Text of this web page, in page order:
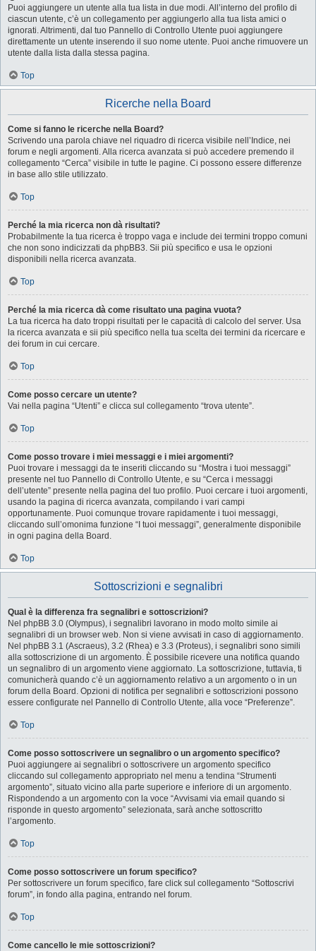
Puoi aggiungere un utente alla tua lista in due modi. All’interno del profilo di
ciascun utente, c’è un collegamento per aggiungerlo alla tua lista amici o
ignorati. Altrimenti, dal tuo Pannello di Controllo Utente puoi aggiungere
direttamente un utente inserendo il suo nome utente. Puoi anche rimuovere un
utente dalla lista dalla stessa pagina.
Top
Ricerche nella Board
Come si fanno le ricerche nella Board?
Scrivendo una parola chiave nel riquadro di ricerca visibile nell’Indice, nei
forum e negli argomenti. Alla ricerca avanzata si può accedere premendo il
collegamento “Cerca” visibile in tutte le pagine. Ci possono essere differenze
in base allo stile utilizzato.
Top
Perché la mia ricerca non dà risultati?
Probabilmente la tua ricerca è troppo vaga e include dei termini troppo comuni
che non sono indicizzati da phpBB3. Sii più specifico e usa le opzioni
disponibili nella ricerca avanzata.
Top
Perché la mia ricerca dà come risultato una pagina vuota?
La tua ricerca ha dato troppi risultati per le capacità di calcolo del server. Usa
la ricerca avanzata e sii più specifico nella tua scelta dei termini da ricercare e
dei forum in cui cercare.
Top
Come posso cercare un utente?
Vai nella pagina “Utenti” e clicca sul collegamento “trova utente”.
Top
Come posso trovare i miei messaggi e i miei argomenti?
Puoi trovare i messaggi da te inseriti cliccando su “Mostra i tuoi messaggi”
presente nel tuo Pannello di Controllo Utente, e su “Cerca i messaggi
dell’utente” presente nella pagina del tuo profilo. Puoi cercare i tuoi argomenti,
usando la pagina di ricerca avanzata, compilando i vari campi
opportunamente. Puoi comunque trovare rapidamente i tuoi messaggi,
cliccando sull’omonima funzione “I tuoi messaggi”, generalmente disponibile
in ogni pagina della Board.
Top
Sottoscrizioni e segnalibri
Qual è la differenza fra segnalibri e sottoscrizioni?
Nel phpBB 3.0 (Olympus), i segnalibri lavorano in modo molto simile ai
segnalibri di un browser web. Non si viene avvisati in caso di aggiornamento.
Nel phpBB 3.1 (Ascraeus), 3.2 (Rhea) e 3.3 (Proteus), i segnalibri sono simili
alla sottoscrizione di un argomento. È possibile ricevere una notifica quando
un segnalibro di un argomento viene aggiornato. La sottoscrizione, tuttavia, ti
comunicherà quando c’è un aggiornamento relativo a un argomento o in un
forum della Board. Opzioni di notifica per segnalibri e sottoscrizioni possono
essere configurate nel Pannello di Controllo Utente, alla voce “Preferenze”.
Top
Come posso sottoscrivere un segnalibro o un argomento specifico?
Puoi aggiungere ai segnalibri o sottoscrivere un argomento specifico
cliccando sul collegamento appropriato nel menu a tendina “Strumenti
argomento”, situato vicino alla parte superiore e inferiore di un argomento.
Rispondendo a un argomento con la voce “Avvisami via email quando si
risponde in questo argomento” selezionata, sarà anche sottoscritto
l’argomento.
Top
Come posso sottoscrivere un forum specifico?
Per sottoscrivere un forum specifico, fare click sul collegamento “Sottoscrivi
forum”, in fondo alla pagina, entrando nel forum.
Top
Come cancello le mie sottoscrizioni?